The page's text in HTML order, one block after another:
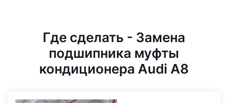
Где сделать - Замена
подшипника муфты
кондиционера Audi A8